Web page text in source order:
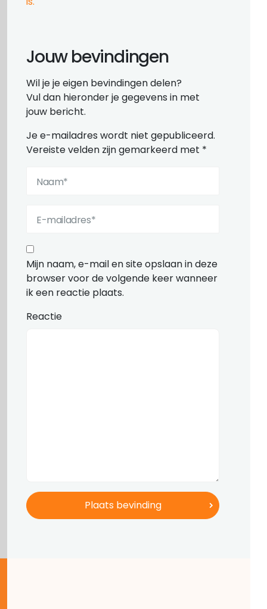
Jouw bevindingen
Wil je je eigen bevindingen delen?
Vul dan hieronder je gegevens in met
jouw bericht.
Je e-mailadres wordt niet gepubliceerd.
Vereiste velden zijn gemarkeerd met *
Mijn naam, e-mail en site opslaan in deze
browser voor de volgende keer wanneer
ik een reactie plaats.
Reactie